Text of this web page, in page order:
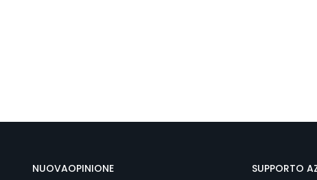
NUOVAOPINIONE
SUPPORTO